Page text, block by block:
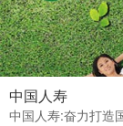
中国人寿
中国人寿:奋力打造